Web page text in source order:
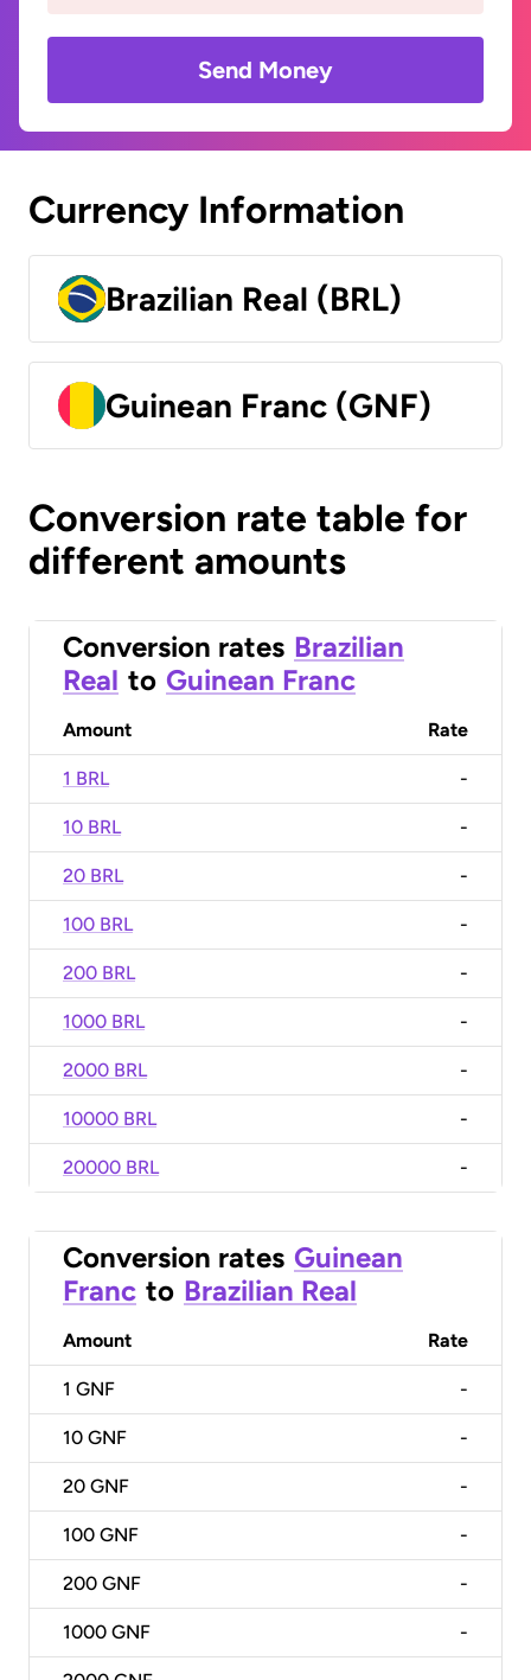
Send Money
Currency Information
Brazilian Real (BRL)
Guinean Franc (GNF)
Conversion rate table for
different amounts
Conversion rates Brazilian
Real to Guinean Franc
Amount Rate
1 BRL -
10 BRL -
20 BRL -
100 BRL -
200 BRL -
1000 BRL -
2000 BRL -
10000 BRL -
20000 BRL -
Conversion rates Guinean
Franc to Brazilian Real
Amount Rate
1 GNF -
10 GNF -
20 GNF -
100 GNF -
200 GNF -
1000 GNF -